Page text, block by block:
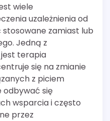
wiele
uzależnienia od
zamiast lub
Jedną z
terapia
się na zmianie
z piciem
odbywać się
wsparcia i często
przez